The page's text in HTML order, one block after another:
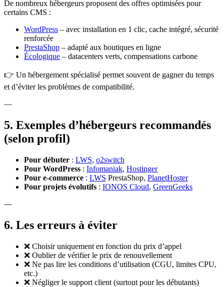
De nombreux hébergeurs proposent des offres optimisées pour
certains CMS :
WordPress – avec installation en 1 clic, cache intégré, sécurité
renforcée
PrestaShop – adapté aux boutiques en ligne
Écologique – datacenters verts, compensations carbone
👉 Un hébergement spécialisé permet souvent de gagner du temps
et d’éviter les problèmes de compatibilité.
—
5. Exemples d’hébergeurs recommandés
(selon profil)
Pour débuter : LWS, o2switch
Pour WordPress : Infomaniak, Hostinger
Pour e-commerce : LWS PrestaShop, PlanetHoster
Pour projets évolutifs : IONOS Cloud, GreenGeeks
—
6. Les erreurs à éviter
❌ Choisir uniquement en fonction du prix d’appel
❌ Oublier de vérifier le prix de renouvellement
❌ Ne pas lire les conditions d’utilisation (CGU, limites CPU,
etc.)
❌ Négliger le support client (surtout pour les débutants)